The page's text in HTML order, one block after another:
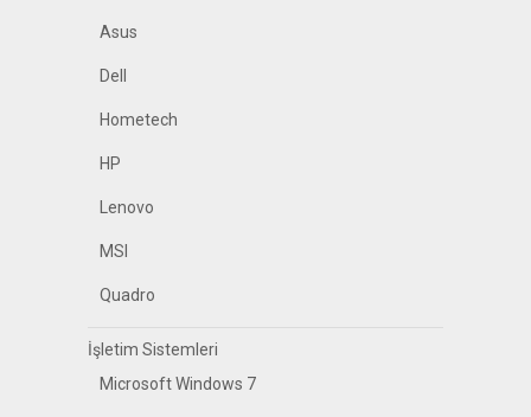
Asus
Dell
Hometech
HP
Lenovo
MSI
Quadro
İşletim Sistemleri
Microsoft Windows 7